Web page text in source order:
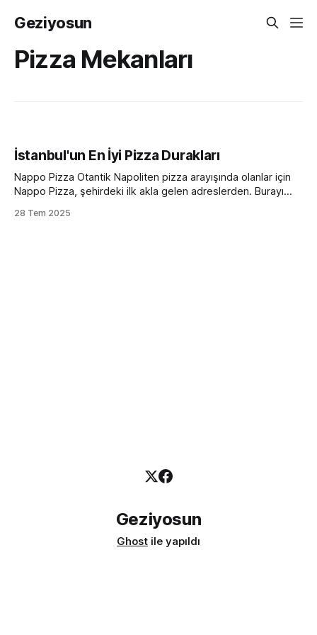
Geziyosun
Pizza Mekanları
İstanbul'un En İyi Pizza Durakları
Nappo Pizza Otantik Napoliten pizza arayışında olanlar için
Nappo Pizza, şehirdeki ilk akla gelen adreslerden. Burayı
(AVPN) Derneği'nin sıkı kriterlerine uygun şekilde pizza
28 Tem 2025
Geziyosun
Ghost ile yapıldı